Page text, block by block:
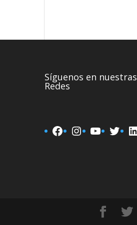
Síguenos en nuestras
Redes